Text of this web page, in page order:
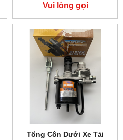
Vui lòng gọi
Tổng Côn Dưới Xe Tải